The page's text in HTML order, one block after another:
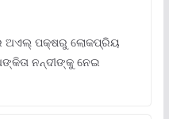
ଅଏଲ୍ ପକ୍ଷରୁ ଲୋକପ୍ରିୟ
ନନ୍ଦୀଙ୍କୁ ନେଇ